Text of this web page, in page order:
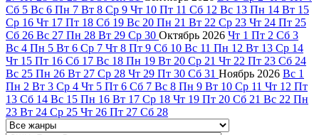
Сб 5 Вс 6 Пн 7 Вт 8 Ср 9 Чт 10 Пт 11 Сб 12 Вс 13 Пн 14 Вт 15
Ср 16 Чт 17 Пт 18 Сб 19 Вс 20 Пн 21 Вт 22 Ср 23 Чт 24 Пт 25
Сб 26 Вс 27 Пн 28 Вт 29 Ср 30 Октябрь 2026 Чт 1 Пт 2 Сб 3
Вс 4 Пн 5 Вт 6 Ср 7 Чт 8 Пт 9 Сб 10 Вс 11 Пн 12 Вт 13 Ср 14
Чт 15 Пт 16 Сб 17 Вс 18 Пн 19 Вт 20 Ср 21 Чт 22 Пт 23 Сб 24
Вс 25 Пн 26 Вт 27 Ср 28 Чт 29 Пт 30 Сб 31 Ноябрь 2026 Вс 1
Пн 2 Вт 3 Ср 4 Чт 5 Пт 6 Сб 7 Вс 8 Пн 9 Вт 10 Ср 11 Чт 12 Пт
13 Сб 14 Вс 15 Пн 16 Вт 17 Ср 18 Чт 19 Пт 20 Сб 21 Вс 22 Пн
23 Вт 24 Ср 25 Чт 26 Пт 27 Сб 28